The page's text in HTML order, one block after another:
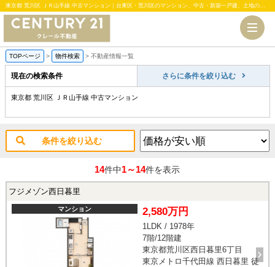
東京都 荒川区 ＪＲ山手線 中古マンション｜台東区・荒川区のマンション、中古・新築一戸建、土地のことならセンチュリー21クレール不動産
TOPページ > 物件検索 > 不動産情報一覧
現在の検索条件 さらに条件を絞り込む
東京都 荒川区 ＪＲ山手線 中古マンション
条件を絞り込む
14件中1～14件を表示
フジメゾン西日暮里
マンション 2,580万円
1LDK / 1978年
7階/12階建
東京都荒川区西日暮里6丁目
東京メトロ千代田線 西日暮里 徒